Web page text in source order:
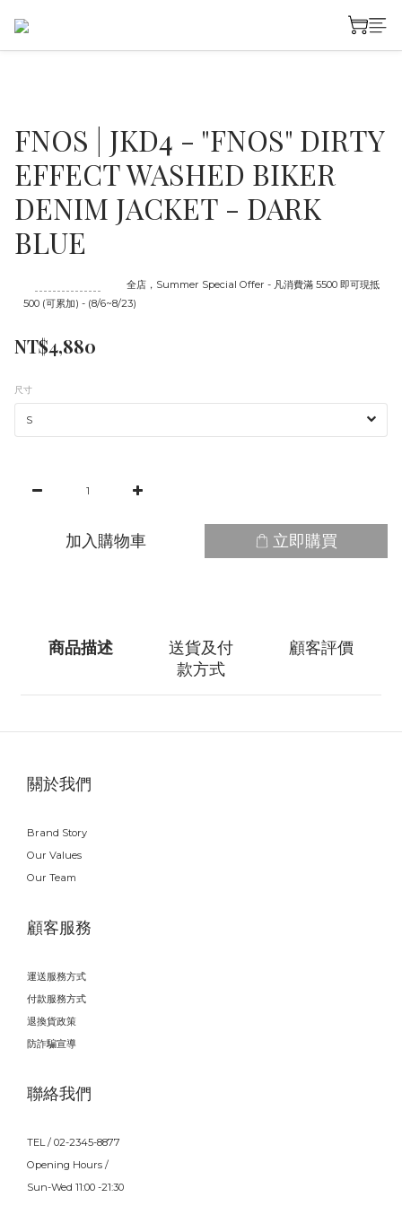
FNOS | JKD4 - "FNOS" DIRTY
EFFECT WASHED BIKER
DENIM JACKET - DARK
BLUE
全店，Summer Special Offer - 凡消費滿 5500 即可現抵
500 (可累加) - (8/6~8/23)
NT$4,880
尺寸
加入購物車 立即購買
商品描述
送貨及付
款方式
顧客評價
關於我們
Brand Story
Our Values
Our Team
顧客服務
運送服務方式
付款服務方式
退換貨政策
防詐騙宣導
聯絡我們
TEL / 02-2345-8877
Opening Hours /
Sun-Wed 11:00 -21:30